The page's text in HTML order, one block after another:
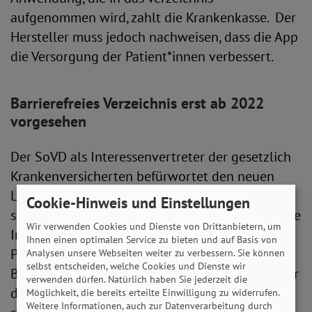
aufgenommen wird, zahlt die Krankenkasse. Der
Hersteller muss jedoch nachweisen, dass die App
die Versorgung der Patient*innen verbessert.
Barrierefreies Verzeichnis erst ab 2022
vorgesehen
Der SoVD als Interessenvertreter der gesetzlich
Krankenversicherten befürwortet den neuen
Leistungsanspruch aus Betroffenensicht als
sinnvoll und zukunftsgerecht. Er begrüßt digitale
Innovationen, die die Versorgung von
Patient*innen verbessern und ihnen die
Behandlung erleichtern. Dabei sind Angebote für
das Smartphone, das heute für viele ein
Cookie-Hinweis und Einstellungen
Wir verwenden Cookies und Dienste von Drittanbietern, um
Ihnen einen optimalen Service zu bieten und auf Basis von
Analysen unsere Webseiten weiter zu verbessern. Sie können
selbst entscheiden, welche Cookies und Dienste wir
verwenden dürfen. Natürlich haben Sie jederzeit die
Möglichkeit, die bereits erteilte Einwilligung zu widerrufen.
Weitere Informationen, auch zur Datenverarbeitung durch